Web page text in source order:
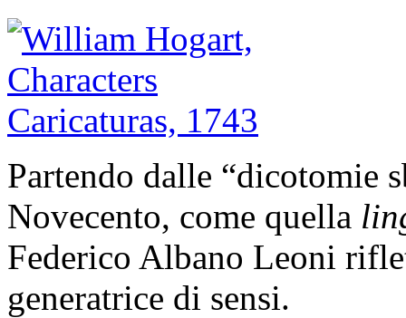
Partendo dalle “dicotomie
Novecento, come quella
Federico Albano Leoni
generatrice di sensi.